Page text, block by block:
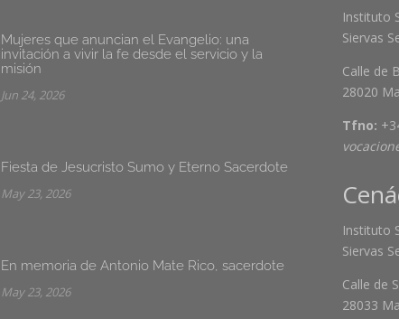
Mujeres que anuncian el Evangelio: una
invitación a vivir la fe desde el servicio y la
misión
Jun 24, 2026
Fiesta de Jesucristo Sumo y Eterno Sacerdote
May 23, 2026
En memoria de Antonio Mate Rico, sacerdote
May 23, 2026
Instituto
Siervas
Calle de
28020
Tfno:
Instituto
Siervas
Calle de
28033